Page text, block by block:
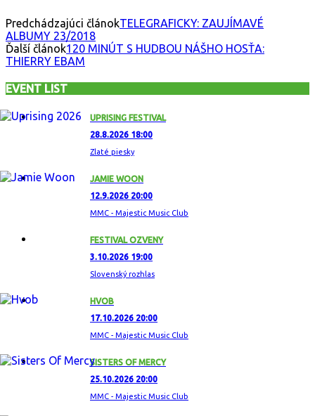
Predchádzajúci článokTELEGRAFICKY: ZAUJÍMAVÉ
ALBUMY 23/2018
Ďalší článok120 MINÚT S HUDBOU NÁŠHO HOSŤA:
THIERRY EBAM
EVENT LIST
UPRISING FESTIVAL
28.8.2026 18:00
Zlaté piesky
JAMIE WOON
12.9.2026 20:00
MMC - Majestic Music Club
FESTIVAL OZVENY
3.10.2026 19:00
Slovenský rozhlas
HVOB
17.10.2026 20:00
MMC - Majestic Music Club
SISTERS OF MERCY
25.10.2026 20:00
MMC - Majestic Music Club